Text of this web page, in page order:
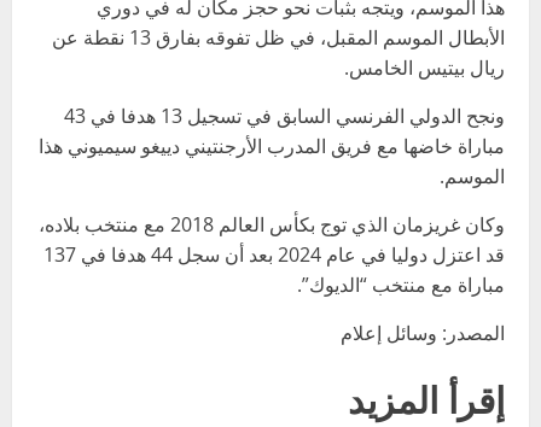
هذا الموسم، ويتجه بثبات نحو حجز مكان له في دوري
الأبطال الموسم المقبل، في ظل تفوقه بفارق 13 نقطة عن
ريال بيتيس الخامس.
ونجح الدولي الفرنسي السابق في تسجيل 13 هدفا في 43
مباراة خاضها مع فريق المدرب الأرجنتيني دييغو سيميوني هذا
الموسم.
وكان غريزمان الذي توج بكأس العالم 2018 مع منتخب بلاده،
قد اعتزل دوليا في عام 2024 بعد أن سجل 44 هدفا في 137
مباراة مع منتخب “الديوك”.
المصدر: وسائل إعلام
إقرأ المزيد